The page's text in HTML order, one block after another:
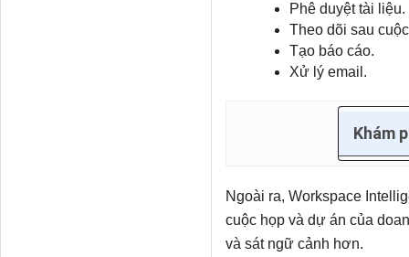
Phê duyệt tài liệu.
Theo dõi sau
Tạo báo cáo.
Xử lý email.
Khám
Ngoài ra, Workspace
cuộc họp và dự án của
và sát ngữ cảnh hơn.